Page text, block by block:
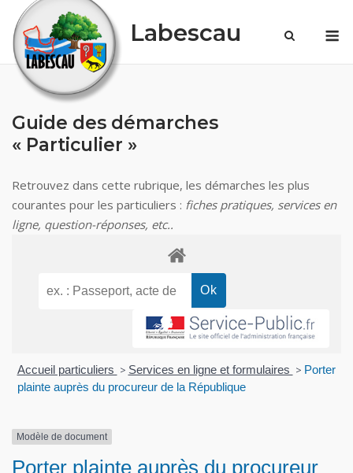
content
Labescau
Guide des démarches
« Particulier »
Retrouvez dans cette rubrique, les démarches les plus
courantes pour les particuliers : fiches pratiques, services en
ligne, question-réponses, etc..
Accueil particuliers > Services en ligne et formulaires > Porter
plainte auprès du procureur de la République
Modèle de document
Porter plainte auprès du procureur